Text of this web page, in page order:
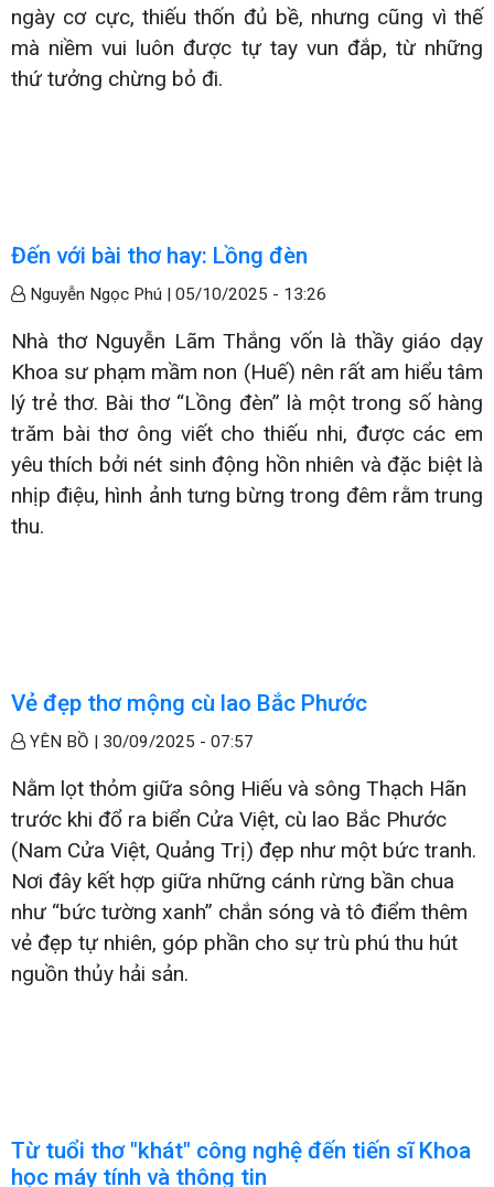
ngày cơ cực, thiếu thốn đủ bề, nhưng cũng vì thế
mà niềm vui luôn được tự tay vun đắp, từ những
thứ tưởng chừng bỏ đi.
Đến với bài thơ hay: Lồng đèn
Nguyễn Ngọc Phú | 05/10/2025 - 13:26
Nhà thơ Nguyễn Lãm Thắng vốn là thầy giáo dạy
Khoa sư phạm mầm non (Huế) nên rất am hiểu tâm
lý trẻ thơ. Bài thơ “Lồng đèn” là một trong số hàng
trăm bài thơ ông viết cho thiếu nhi, được các em
yêu thích bởi nét sinh động hồn nhiên và đặc biệt là
nhịp điệu, hình ảnh tưng bừng trong đêm rằm trung
thu.
Vẻ đẹp thơ mộng cù lao Bắc Phước
YÊN BỒ | 30/09/2025 - 07:57
Nằm lọt thỏm giữa sông Hiếu và sông Thạch Hãn
trước khi đổ ra biển Cửa Việt, cù lao Bắc Phước
(Nam Cửa Việt, Quảng Trị) đẹp như một bức tranh.
Nơi đây kết hợp giữa những cánh rừng bần chua
như “bức tường xanh” chắn sóng và tô điểm thêm
vẻ đẹp tự nhiên, góp phần cho sự trù phú thu hút
nguồn thủy hải sản.
Từ tuổi thơ "khát" công nghệ đến tiến sĩ Khoa
học máy tính và thông tin